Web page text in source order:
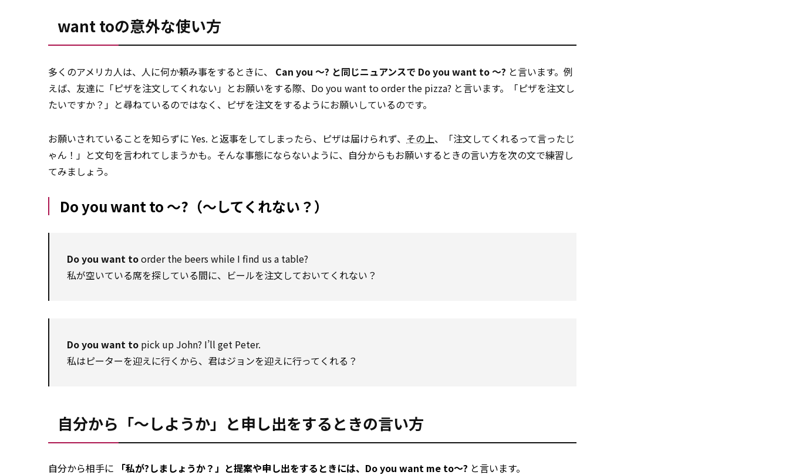
want toの意外な使い方
多くのアメリカ人は、人に何か頼み事をするときに、 Can you ～? と同じニュアンスで Do you want to ～? と言います。例
えば、友達に「ピザを注文してくれない」とお願いをする際、Do you want to order the pizza? と言います。「ピザを注文し
たいですか？」と尋ねているのではなく、ピザを注文をするようにお願いしているのです。
お願いされていることを知らずに Yes. と返事をしてしまったら、ピザは届けられず、 その上、「注文してくれるって言ったじ
ゃん！」と文句を言われてしまうかも。そんな事態にならないように、自分からもお願いするときの言い方を次の文で練習し
てみましょう。
Do you want to ～?（～してくれない？）
Do you want toorder the beers while I find us a table?
私が空いている席を探している間に、ビールを注文しておいてくれない？
Do you want to pick up John? I’ll get Peter.
私はピーターを迎えに行くから、君はジョンを迎えに行ってくれる？
自分から「～しようか」と申し出をするときの言い方
自分から相手に 「私が?しましょうか？」と提案や申し出をするときには、Do you want me to～? と言います。